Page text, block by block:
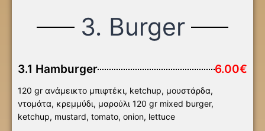
3. Burger
3.1 Hamburger 6.00€
120 gr ανάμεικτο μπιφτέκι, ketchup, μουστάρδα,
ντομάτα, κρεμμύδι, μαρούλι 120 gr mixed burger,
ketchup, mustard, tomato, onion, lettuce